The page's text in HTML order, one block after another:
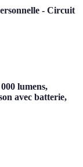
- Circuit
lumens,
avec batterie,